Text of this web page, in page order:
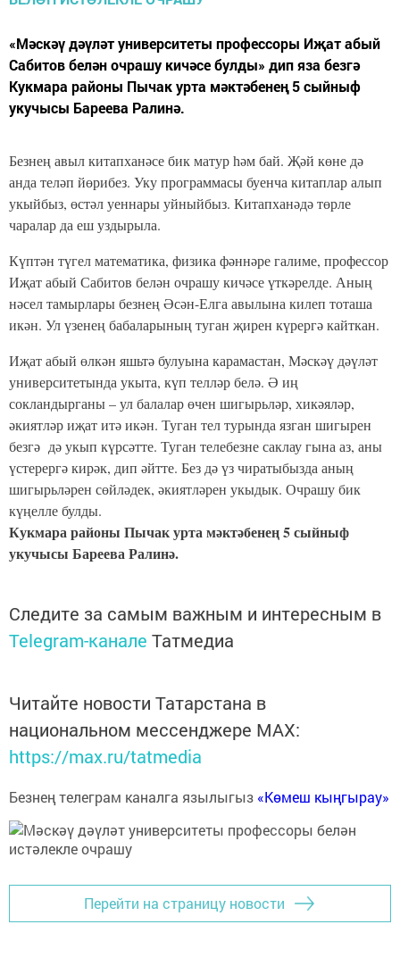
«Мәскәү дәүләт университеты профессоры Иҗат абый
Сабитов белән очрашу кичәсе булды» дип яза безгә
Кукмара районы Пычак урта мәктәбенең 5 сыйныф
укучысы Бареева Ралинә.
Безнең авыл китапханәсе бик матур һәм бай. Җәй көне дә
анда теләп йөрибез. Уку программасы буенча китаплар алып
укыйбыз, өстәл уеннары уйныйбыз. Китапханәдә төрле
чаралар да еш уздырыла.
Күптән түгел математика, физика фәннәре галиме, профессор
Иҗат абый Сабитов белән очрашу кичәсе үткәрелде. Аның
нәсел тамырлары безнең Әсән-Елга авылына килеп тоташа
икән. Ул үзенең бабаларының туган җирен күрергә кайткан.
Иҗат абый өлкән яшьтә булуына карамастан, Мәскәү дәүләт
университетында укыта, күп телләр белә. Ә иң
сокландырганы – ул балалар өчен шигырьләр, хикәяләр,
әкиятләр иҗат итә икән. Туган тел турында язган шигырен
безгә дә укып күрсәтте. Туган телебезне саклау гына аз, аны
үстерергә кирәк, дип әйтте. Без дә үз чиратыбызда аның
шигырьләрен сөйләдек, әкиятләрен укыдык. Очрашу бик
күңелле булды.
Кукмара районы Пычак урта мәктәбенең 5 сыйныф
укучысы Бареева Ралинә.
Следите за самым важным и интересным в
Telegram-канале Татмедиа
Читайте новости Татарстана в
национальном мессенджере MАХ:
https://max.ru/tatmedia
Безнең телеграм каналга язылыгыз «Көмеш кыңгырау»
Перейти на страницу новости